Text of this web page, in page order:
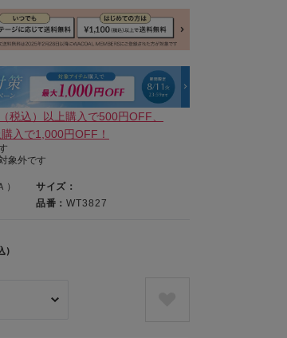
税込）以上購入で500円OFF、
入で1,000円OFF！
象外です
サイズ：
品番：WT3827
)